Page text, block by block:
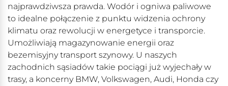
najprawdziwsza prawda. Wodór i ogniwa paliwowe
to idealne połączenie z punktu widzenia ochrony
klimatu oraz rewolucji w energetyce i transporcie.
Umożliwiają magazynowanie energii oraz
bezemisyjny transport szynowy. U naszych
zachodnich sąsiadów takie pociągi już wyjechały w
trasy, a koncerny BMW, Volkswagen, Audi, Honda czy